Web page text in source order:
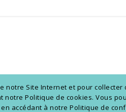
Site Internet et pour
Politique de cookies. Vous
accédant à notre Politique de